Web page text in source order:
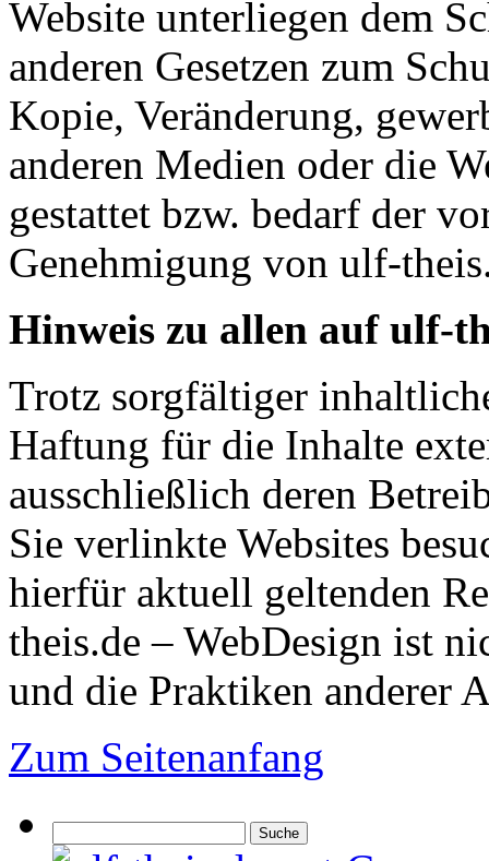
Website unterliegen dem
anderen Gesetzen zum
Kopie, Veränderung,
anderen Medien oder die
gestattet bzw. bedarf der
Genehmigung von ulf-
Hinweis zu allen auf ulf-
Trotz sorgfältiger
Haftung für die Inhalte
ausschließlich deren
Sie verlinkte Websites
hierfür aktuell geltenden
theis.de – WebDesign ist
und die Praktiken anderer
Zum Seitenanfang